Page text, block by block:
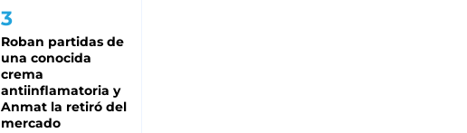
Roban partidas de
una conocida
crema
antiinflamatoria y
Anmat la retiró del
mercado